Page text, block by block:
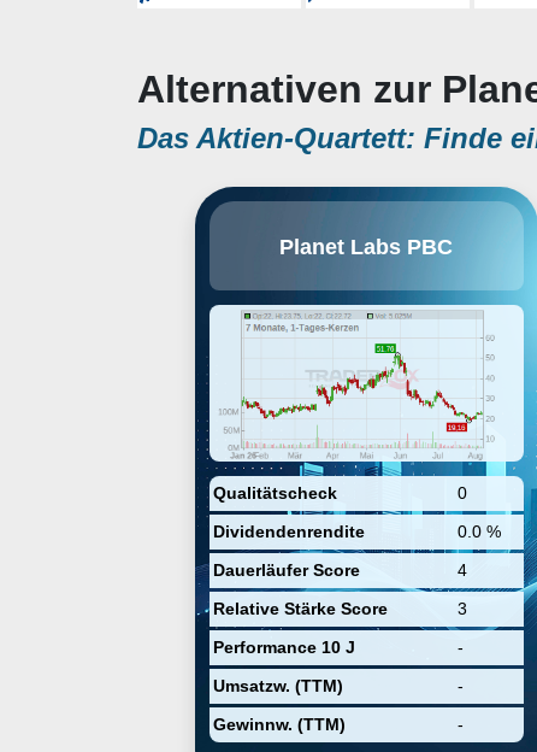
Alternativen zur
Das Aktien-Quartett: Finde
Planet Labs PBC
Qualitätscheck
0
Dividendenrendite
0.0 %
Dauerläufer Score
4
Relative Stärke Score
3
Performance 10 J
-
Umsatzw. (TTM)
-
Gewinnw. (TTM)
-
data and insights about earth. It
satellite data available and
foundational analytics to derive
insights to make decisions. The
company is founded by William S.
Marshall and Robert H. Schingler
in 2010 and is headquartered in
San Francisco, CA.